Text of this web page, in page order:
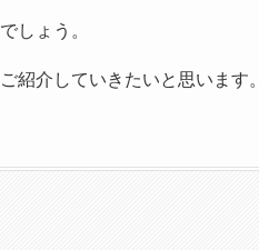
しょう。
紹介していきたいと思います。